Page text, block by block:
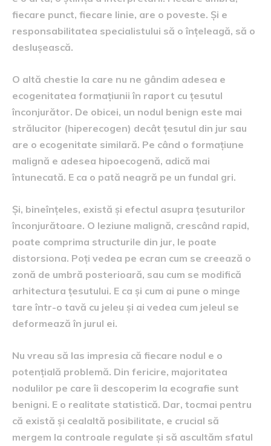
fiecare punct, fiecare linie, are o poveste. Și e
responsabilitatea specialistului să o înțeleagă, să o
deslușească.
O altă chestie la care nu ne gândim adesea e
ecogenitatea formațiunii în raport cu țesutul
înconjurător. De obicei, un nodul benign este mai
strălucitor (hiperecogen) decât țesutul din jur sau
are o ecogenitate similară. Pe când o formațiune
malignă e adesea hipoecogenă, adică mai
întunecată. E ca o pată neagră pe un fundal gri.
Și, bineînțeles, există și efectul asupra țesuturilor
înconjurătoare. O leziune malignă, crescând rapid,
poate comprima structurile din jur, le poate
distorsiona. Poți vedea pe ecran cum se creează o
zonă de umbră posterioară, sau cum se modifică
arhitectura țesutului. E ca și cum ai pune o minge
tare într-o tavă cu jeleu și ai vedea cum jeleul se
deformează în jurul ei.
Nu vreau să las impresia că fiecare nodul e o
potențială problemă. Din fericire, majoritatea
nodulilor pe care îi descoperim la ecografie sunt
benigni. E o realitate statistică. Dar, tocmai pentru
că există și cealaltă posibilitate, e crucial să
mergem la controale regulate și să ascultăm sfatul